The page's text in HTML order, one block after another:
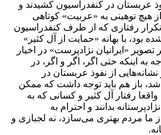
عربستان در کنفدراسیون کشیدند و
هیچ توهینی به «عربیت» کوتاهی
رفتاری که از طرف کنفدراسیون
بود، با بهانه «حمایت از آل کثیر»
تصویر «ایرانیان نژادپرست» در اخیار
به اینکه حتی اگر، اگر و اگر، در
از نفوذ عربستان در
باز هم باید توجه داشت که ممکن
رفتار آل کثیر و کسانی که به
بدانند و احترام به
مردم بهتری می‌سازد، نه لجبازی و